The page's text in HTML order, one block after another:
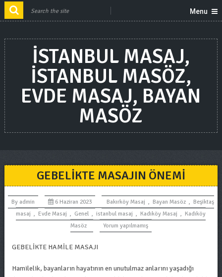
Menu
ISTANBUL MASAJ,
ISTANBUL MASÖZ,
EVDE MASAJ, BAYAN
MASÖZ
GEBELIKTE MASAJIN ÖNEMI
By admin 6 Haziran 2023 Bakırköy Masaj , Bayan Masöz , Beşiktaş
masaj , Evde Masaj , Genel , istanbul masaj , Kadıköy Masaj , Kadıköy
Masöz
Yorum yapılmamış
GEBELİKTE HAMİLE MASAJI
Hamilelik, bayanların hayatının en unutulmaz anlarını yaşadığı